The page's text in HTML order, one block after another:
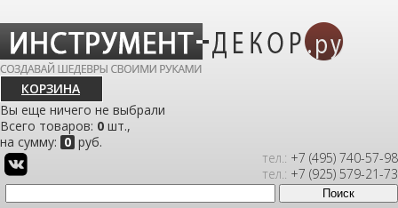
КОРЗИНА
Вы еще ничего не выбрали
Всего товаров: 0 шт.,
на сумму: 0 руб.
тел.: +7 (495) 740-57-98
тел.: +7 (925) 579-21-73